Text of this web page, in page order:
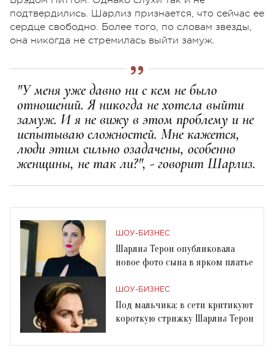
подтвердились. Шарлиз признается, что сейчас ее
сердце свободно. Более того, по словам звезды,
она никогда не стремилась выйти замуж.
"У меня уже давно ни с кем не было
отношений. Я никогда не хотела выйти
замуж. И я не вижу в этом проблему и не
испытываю сложностей. Мне кажется,
люди этим сильно озадачены, особенно
женщины, не так ли?", - говорит Шарлиз.
ШОУ-БИЗНЕС
Шарлиз Терон опубликовала
новое фото сына в ярком платье
ШОУ-БИЗНЕС
Под мальчика: в сети критикуют
короткую стрижку Шарлиз Терон